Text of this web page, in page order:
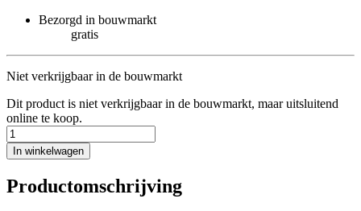
Bezorgd in bouwmarkt
gratis
Niet verkrijgbaar in de bouwmarkt
Dit product is niet verkrijgbaar in de bouwmarkt, maar uitsluitend
online te koop.
In winkelwagen
Productomschrijving